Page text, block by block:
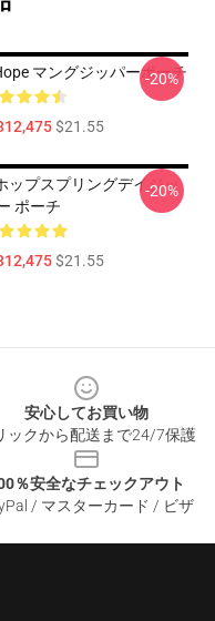
マングジッパーポーチ
$21.55
-20%
ップスプリングデイジッ
ポーチ
$21.55
-20%
安心してお買い物
ックから配送まで24/7保護
％安全なチェックアウト
/ マスターカード / ビザ